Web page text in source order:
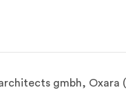
gmbh, Oxara